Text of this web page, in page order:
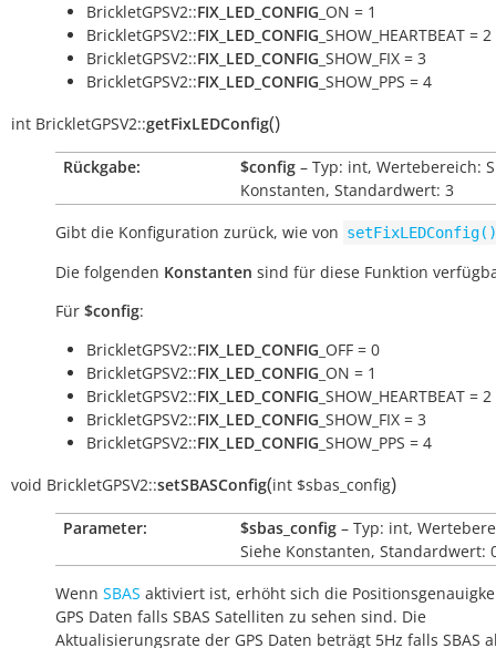
BrickletGPSV2::FIX_LED_CONFIG _ON = 1
BrickletGPSV2::FIX_LED_CONFIG _SHOW_HEARTBEAT = 2
BrickletGPSV2::FIX_LED_CONFIG _SHOW_FIX = 3
BrickletGPSV2::FIX_LED_CONFIG _SHOW_PPS = 4
int BrickletGPSV2::getFixLEDConfig()
Rückgabe: $config – Typ: int, Wertebereich:
Konstanten, Standardwert: 3
Gibt die Konfiguration zurück, wie von setFixLEDConfig()
Die folgenden Konstanten sind für diese Funktion
Für $config:
BrickletGPSV2::FIX_LED_CONFIG _OFF = 0
BrickletGPSV2::FIX_LED_CONFIG _ON = 1
BrickletGPSV2::FIX_LED_CONFIG _SHOW_HEARTBEAT = 2
BrickletGPSV2::FIX_LED_CONFIG _SHOW_FIX = 3
BrickletGPSV2::FIX_LED_CONFIG _SHOW_PPS = 4
void BrickletGPSV2::setSBASConfig(int $sbas_config)
Parameter: $sbas_config – Typ: int,
Siehe Konstanten, Standardwert:
Wenn SBAS aktiviert ist, erhöht sich die
GPS Daten falls SBAS Satelliten zu sehen sind. Die
Aktualisierungsrate der GPS Daten beträgt 5Hz falls SBAS